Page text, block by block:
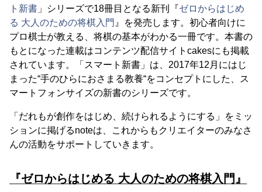
ト新書 」シリーズで18冊目となる新刊『ゼロからはじめ
る 大人のための将棋入門 』を発売します。初心者向けに
プロ棋士が教える、将棋の基本がわかる一冊です。本書の
もとになった連載はコンテンツ配信サイトcakesにも掲載
されています。「スマート新書」は、2017年12月にはじ
まった“手のひらにおさまる教養“をコンセプトにした、ス
マートフォンサイズの新書のシリーズです。
「だれもが創作をはじめ、続けられるようにする」をミッ
ションに掲げるnoteは、これからもクリエイターのみなさ
んの活動をサポートしていきます。
『ゼロからはじめる 大人のための将棋入門』